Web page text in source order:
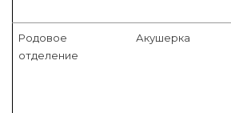
Родовое
отделение
Акушерка